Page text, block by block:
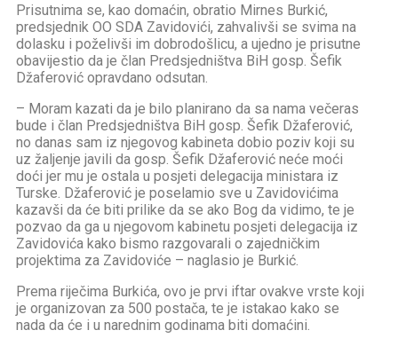
Prisutnima se, kao domaćin, obratio Mirnes Burkić,
predsjednik OO SDA Zavidovići, zahvalivši se svima na
dolasku i poželivši im dobrodošlicu, a ujedno je prisutne
obavijestio da je član Predsjedništva BiH gosp. Šefik
Džaferović opravdano odsutan.
– Moram kazati da je bilo planirano da sa nama večeras
bude i član Predsjedništva BiH gosp. Šefik Džaferović,
no danas sam iz njegovog kabineta dobio poziv koji su
uz žaljenje javili da gosp. Šefik Džaferović neće moći
doći jer mu je ostala u posjeti delegacija ministara iz
Turske. Džaferović je poselamio sve u Zavidovićima
kazavši da će biti prilike da se ako Bog da vidimo, te je
pozvao da ga u njegovom kabinetu posjeti delegacija iz
Zavidovića kako bismo razgovarali o zajedničkim
projektima za Zavidoviće – naglasio je Burkić.
Prema riječima Burkića, ovo je prvi iftar ovakve vrste koji
je organizovan za 500 postača, te je istakao kako se
nada da će i u narednim godinama biti domaćini.